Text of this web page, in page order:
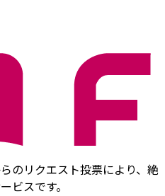
のリクエスト投票により、絶
ビスです。